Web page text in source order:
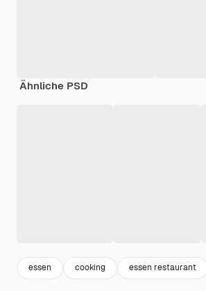
Ähnliche PSD
essen cooking essen restaurant